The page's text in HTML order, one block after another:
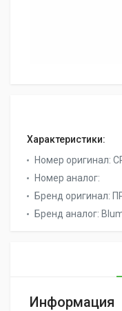
Характеристики:
Номер оригинал:
Номер аналог:
Бренд оригинал:
Бренд аналог:
Информация